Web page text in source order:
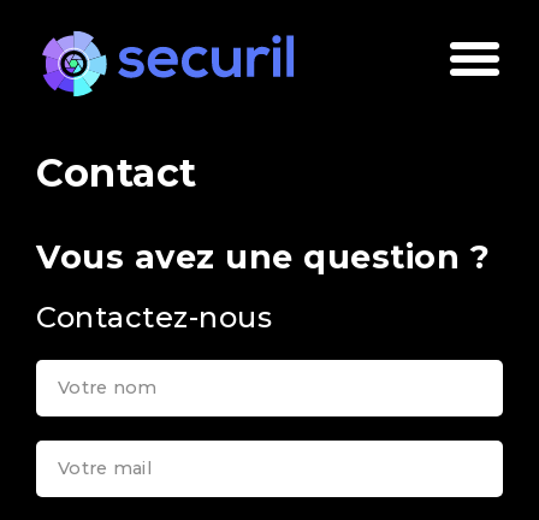
Contact
Vous avez une question ?
Contactez-nous